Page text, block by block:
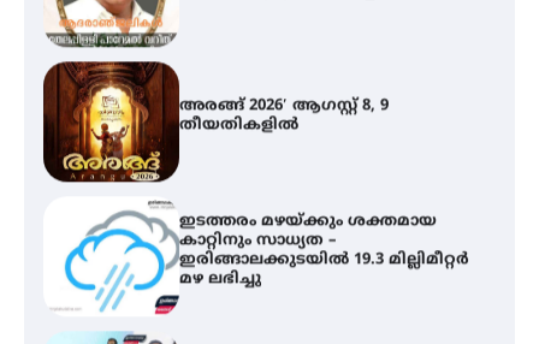
അരങ്ങ് 2026′ ആഗസ്റ്റ് 8, 9
തീയതികളിൽ
ഇടത്തരം മഴയ്ക്കും ശക്തമായ
കാറ്റിനും സാധ്യത –
ഇരിങ്ങാലക്കുടയിൽ 19.3 മില്ലിമീറ്റർ
മഴ ലഭിച്ചു